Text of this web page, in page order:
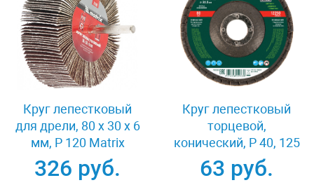
Круг лепестковый
для дрели, 80 х 30 х 6
мм, P 120 Matrix
74146
326 руб.
Круг лепестковый
торцевой,
конический, Р 40, 125
х 22.2 мм Сибртех
74083
63 руб.